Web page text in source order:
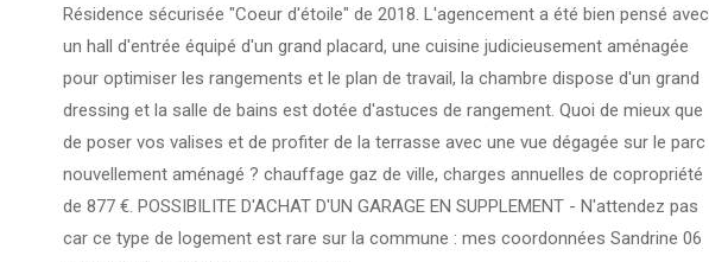
Résidence sécurisée "Coeur d'étoile" de 2018. L'agencement a été bien pensé avec
un hall d'entrée équipé d'un grand placard, une cuisine judicieusement aménagée
pour optimiser les rangements et le plan de travail, la chambre dispose d'un grand
dressing et la salle de bains est dotée d'astuces de rangement. Quoi de mieux que
de poser vos valises et de profiter de la terrasse avec une vue dégagée sur le parc
nouvellement aménagé ? chauffage gaz de ville, charges annuelles de copropriété
de 877 €. POSSIBILITE D'ACHAT D'UN GARAGE EN SUPPLEMENT - N'attendez pas
car ce type de logement est rare sur la commune : mes coordonnées Sandrine 06